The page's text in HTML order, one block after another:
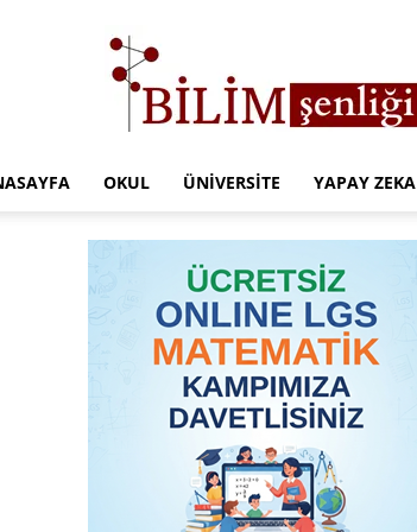
Eğitim
Kampüsü
OKUL ÜNIVERSITE YAPAY ZEKA